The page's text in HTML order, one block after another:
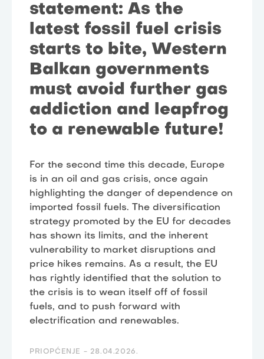
statement: As the
latest fossil fuel crisis
starts to bite, Western
Balkan governments
must avoid further gas
addiction and leapfrog
to a renewable future!
For the second time this decade, Europe
is in an oil and gas crisis, once again
highlighting the danger of dependence on
imported fossil fuels. The diversification
strategy promoted by the EU for decades
has shown its limits, and the inherent
vulnerability to market disruptions and
price hikes remains. As a result, the EU
has rightly identified that the solution to
the crisis is to wean itself off of fossil
fuels, and to push forward with
electrification and renewables.
PRIOPĆENJE - 28.04.2026.